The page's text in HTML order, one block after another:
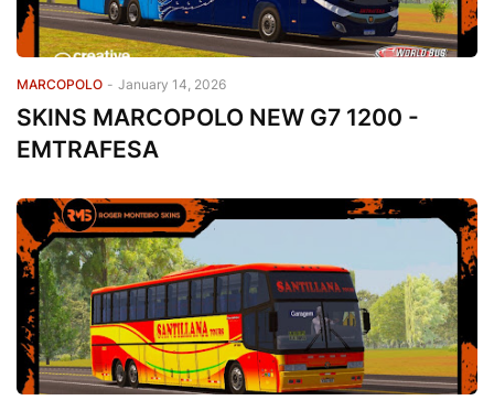
MARCOPOLO - January 14, 2026
SKINS MARCOPOLO NEW G7 1200 -
EMTRAFESA